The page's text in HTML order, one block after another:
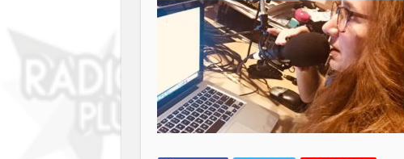
Sud
–
les
fêtes
de
Noël
en
Catalogne